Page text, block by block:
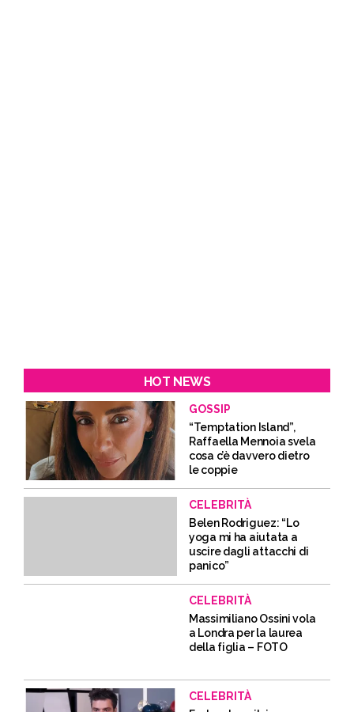
HOT NEWS
GOSSIP
“Temptation Island”,
Raffaella Mennoia svela
cosa c’è davvero dietro
le coppie
CELEBRITÀ
Belen Rodriguez: “Lo
yoga mi ha aiutata a
uscire dagli attacchi di
panico”
CELEBRITÀ
Massimiliano Ossini vola
a Londra per la laurea
della figlia – FOTO
CELEBRITÀ